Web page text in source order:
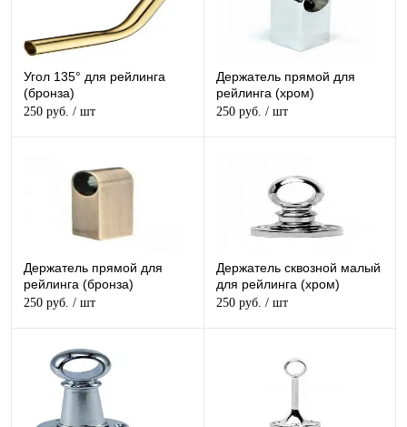
Угол 135° для рейлинга
(бронза)
250 руб. / шт
Держатель прямой для
рейлинга (хром)
250 руб. / шт
Держатель прямой для
рейлинга (бронза)
250 руб. / шт
Держатель сквозной малый
для рейлинга (хром)
250 руб. / шт